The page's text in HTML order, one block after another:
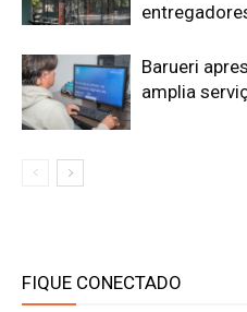
Barueri
amplia
FIQUE CONECTADO